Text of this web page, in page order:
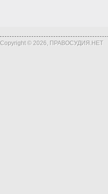
Copyright © 2026, ПРАВОСУДИЯ.НЕТ